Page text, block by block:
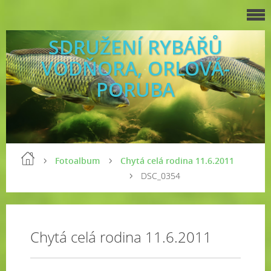
SDRUŽENÍ RYBÁŘŮ
VODŇORA, ORLOVÁ-
PORUBA
Fotoalbum
Chytá celá rodina 11.6.2011
DSC_0354
Chytá celá rodina 11.6.2011